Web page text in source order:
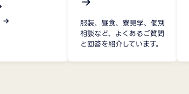
服装、昼食、寮見学、個別
相談など、よくあるご質問
と回答を紹介しています。